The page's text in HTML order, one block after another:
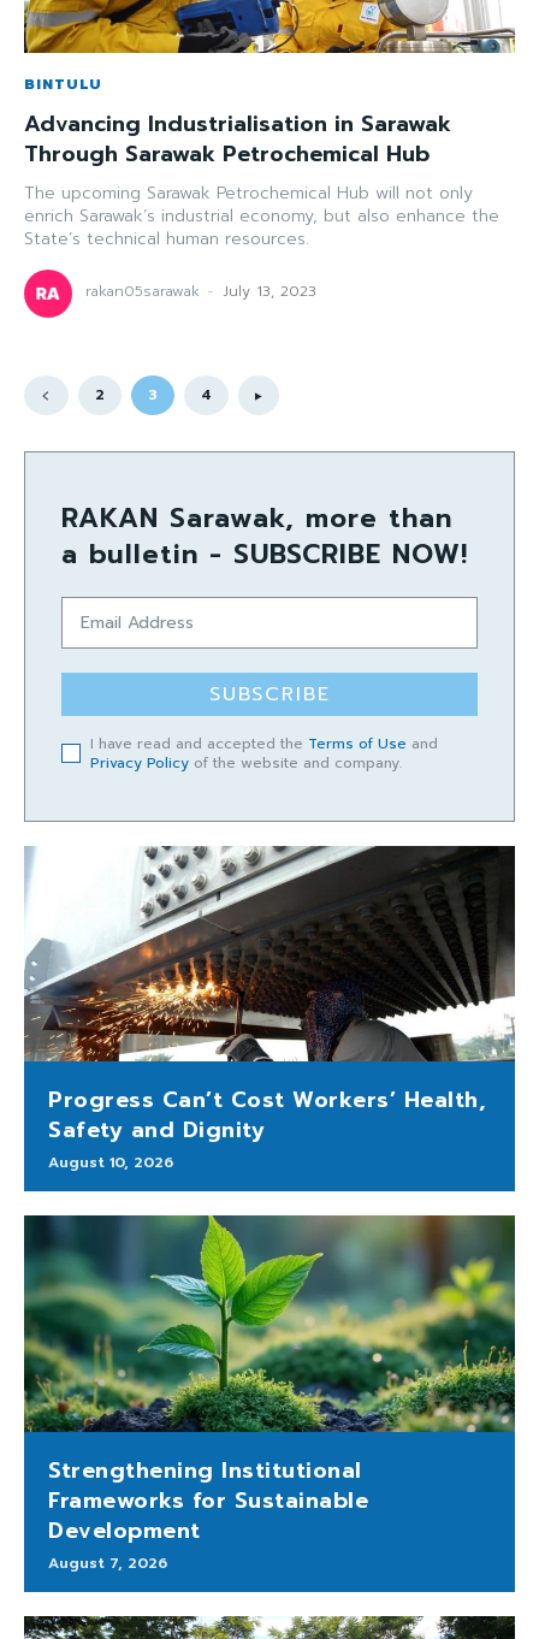
BINTULU
Advancing Industrialisation in Sarawak
Through Sarawak Petrochemical Hub
The upcoming Sarawak Petrochemical Hub will not only
enrich Sarawak’s industrial economy, but also enhance the
State’s technical human resources.
rakan05sarawak - July 13, 2023
2 3 4
RAKAN Sarawak, more than
a bulletin - SUBSCRIBE NOW!
SUBSCRIBE
I have read and accepted the Terms of Use and
Privacy Policy of the website and company.
Progress Can’t Cost Workers’ Health,
Safety and Dignity
August 10, 2026
Strengthening Institutional
Frameworks for Sustainable
Development
August 7, 2026